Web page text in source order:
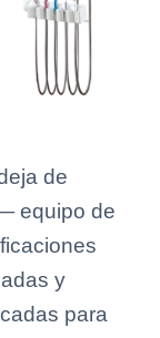
de
equipo de
y
para